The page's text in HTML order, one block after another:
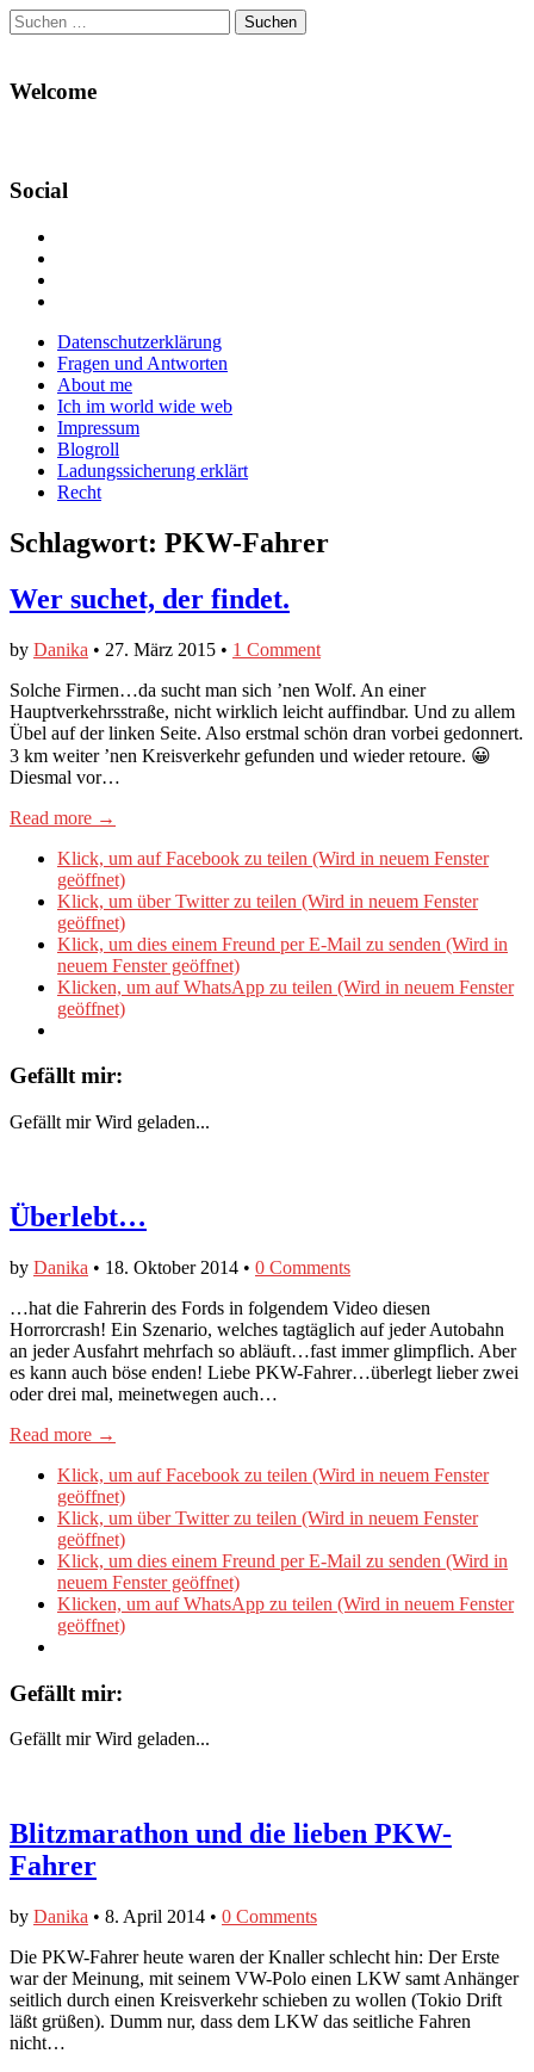
Suchen
nach:
Welcome
Social
Facebook
anzeigen
Twitter
anzeigen
auf
Instagram
anzeigen
Main
menu
Skip
content
Datenschutzerklärung
Fragen und Antworten
About me
Ich im world wide web
Impressum
Blogroll
Ladungssicherung erklärt
Recht
Schlagwort: PKW-Fahrer
Wer suchet, der findet.
by Danika • 27. März 2015 • 1 Comment
Solche Firmen…da sucht man sich ’nen Wolf. An einer
Hauptverkehrsstraße, nicht wirklich leicht auffindbar. Und zu allem
Übel auf der linken Seite. Also erstmal schön dran vorbei gedonnert.
3 km weiter ’nen Kreisverkehr gefunden und wieder retoure. 😀
Diesmal vor…
Read more →
Klick, um auf Facebook zu teilen (Wird in neuem Fenster
geöffnet)
Klick, um über Twitter zu teilen (Wird in neuem Fenster
geöffnet)
Klick, um dies einem Freund per E-Mail zu senden (Wird in
neuem Fenster geöffnet)
Klicken, um auf WhatsApp zu teilen (Wird in neuem Fenster
geöffnet)
Gefällt mir:
Gefällt mir Wird geladen...
Überlebt…
by Danika • 18. Oktober 2014 • 0 Comments
…hat die Fahrerin des Fords in folgendem Video diesen
Horrorcrash! Ein Szenario, welches tagtäglich auf jeder Autobahn
an jeder Ausfahrt mehrfach so abläuft…fast immer glimpflich. Aber
es kann auch böse enden! Liebe PKW-Fahrer…überlegt lieber zwei
oder drei mal, meinetwegen auch…
Read more →
Klick, um auf Facebook zu teilen (Wird in neuem Fenster
geöffnet)
Klick, um über Twitter zu teilen (Wird in neuem Fenster
geöffnet)
Klick, um dies einem Freund per E-Mail zu senden (Wird in
neuem Fenster geöffnet)
Klicken, um auf WhatsApp zu teilen (Wird in neuem Fenster
geöffnet)
Gefällt mir:
Gefällt mir Wird geladen...
Blitzmarathon und die lieben PKW-
Fahrer
by Danika • 8. April 2014 • 0 Comments
Die PKW-Fahrer heute waren der Knaller schlecht hin: Der Erste
war der Meinung, mit seinem VW-Polo einen LKW samt Anhänger
seitlich durch einen Kreisverkehr schieben zu wollen (Tokio Drift
läßt grüßen). Dumm nur, dass dem LKW das seitliche Fahren
nicht…